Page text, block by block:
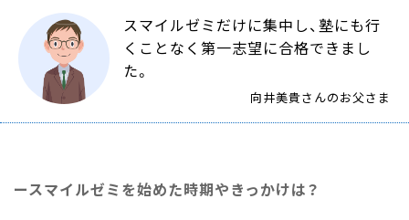
スマイルゼミだけに集中し、塾にも行
くことなく第一志望に合格できまし
た。
向井美貴さんのお父さま
スマイルゼミを始めた時期やきっかけは？